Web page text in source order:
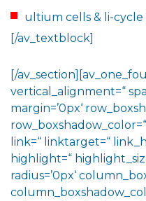
ultium cells & li-
[/av_textblock]
[/
vertical_alignment=“
margin=’0px‘
link=“ linktarget=“
highlight=“
radius=’0px‘